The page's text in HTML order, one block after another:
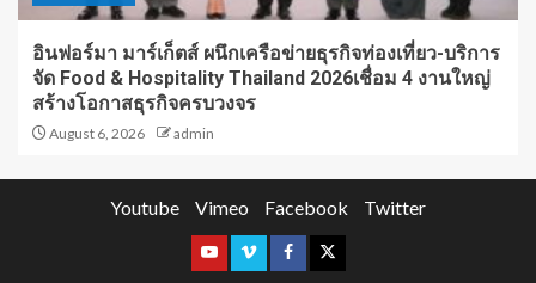
อินฟอร์มา มาร์เก็ตส์ ผนึกเครือข่ายธุรกิจท่องเที่ยว-บริการ
จัด Food & Hospitality Thailand 2026เชื่อม 4 งานใหญ่
สร้างโอกาสธุรกิจครบวงจร
August 6, 2026 admin
Youtube Vimeo Facebook Twitter